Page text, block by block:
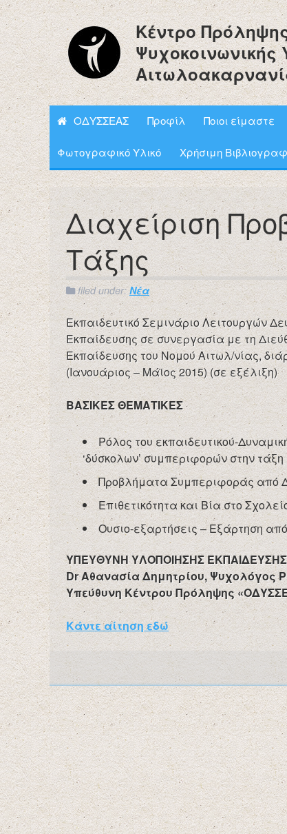
Κέντρο
Ψυχοκοινωνικής
ΟΔΥΣΣΕΑΣ Προφίλ Ποιοι είμαστε
Φωτογραφικό Υλικό Χρήσιμη
Διαχείριση
Τάξης
filed under:Νέα
Εκπαιδευτικό Σεμινάριο Λειτουργών
Εκπαίδευσης σε συνεργασία με τη
Εκπαίδευσης του Νομού Αιτωλ/νίας,
(Ιανουάριος – Μάϊος 2015) (σε εξέλιξη)
ΒΑΣΙΚΕΣ ΘΕΜΑΤΙΚΕΣ
Ρόλος του εκπαιδευτικού-
‘δύσκολων’ συμπεριφορών στην τάξη
Προβλήματα Συμπεριφοράς από
Επιθετικότητα και Βία στο
Ουσιο-εξαρτήσεις – Εξάρτηση από
ΥΠΕΥΘΥΝΗ ΥΛΟΠΟΙΗΣΗΣ
Dr Αθανασία Δημητρίου, Ψυχολόγος
Υπεύθυνη Κέντρου Πρόληψης
Κάντε αίτηση εδώ